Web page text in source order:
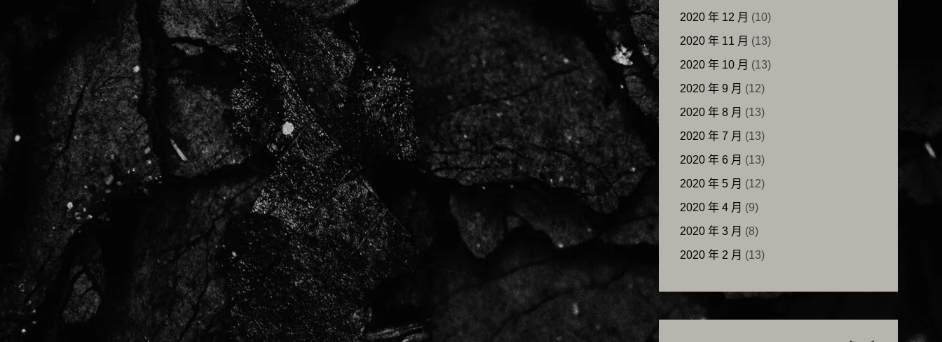
2020 年 12 月 (10)
2020 年 11 月 (13)
2020 年 10 月 (13)
2020 年 9 月 (12)
2020 年 8 月 (13)
2020 年 7 月 (13)
2020 年 6 月 (13)
2020 年 5 月 (12)
2020 年 4 月 (9)
2020 年 3 月 (8)
2020 年 2 月 (13)